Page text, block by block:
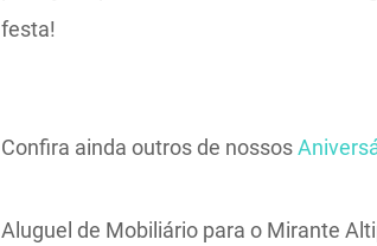
festa!
Confira ainda outros de nossos
Aluguel de Mobiliário para o Mirante